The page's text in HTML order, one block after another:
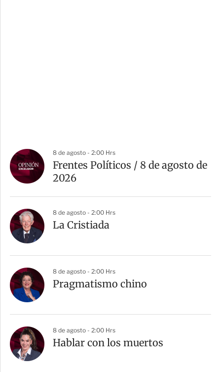
8 de agosto - 2:00 Hrs
Frentes Políticos / 8 de agosto de
2026
8 de agosto - 2:00 Hrs
La Cristiada
8 de agosto - 2:00 Hrs
Pragmatismo chino
8 de agosto - 2:00 Hrs
Hablar con los muertos